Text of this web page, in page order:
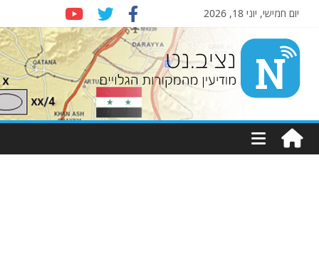
יום חמישי, יוני 18, 2026
Nziv.net
מודיעין
מהמקורות